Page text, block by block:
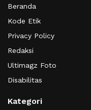
Beranda
Kode Etik
Privacy Policy
Redaksi
Ultimagz Foto
Disabilitas
Kategori